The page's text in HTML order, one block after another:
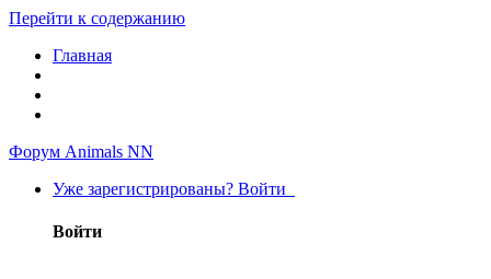
Перейти к содержанию
Главная
Форум Animals NN
Уже зарегистрированы? Войти
Войти